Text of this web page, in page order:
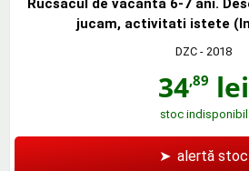
Rucsacul de vacanta 6-7 ani.
jucam, activitati istete
DZC - 2018
34,89 lei
stoc indisponibil
➤ alertă stoc